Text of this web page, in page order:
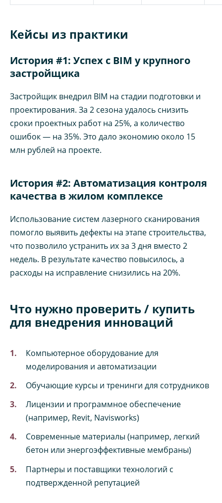
Кейсы из практики
История #1: Успех с BIM у крупного
застройщика
Застройщик внедрил BIM на стадии подготовки и
проектирования. За 2 сезона удалось снизить
сроки проектных работ на 25%, а количество
ошибок — на 35%. Это дало экономию около 15
млн рублей на проекте.
История #2: Автоматизация контроля
качества в жилом комплексе
Использование систем лазерного сканирования
помогло выявить дефекты на этапе строительства,
что позволило устранить их за 3 дня вместо 2
недель. В результате качество повысилось, а
расходы на исправление снизились на 20%.
Что нужно проверить / купить
для внедрения инноваций
Компьютерное оборудование для
моделирования и автоматизации
Обучающие курсы и тренинги для сотрудников
Лицензии и программное обеспечение
(например, Revit, Navisworks)
Современные материалы (например, легкий
бетон или энергоэффективные мембраны)
Партнеры и поставщики технологий с
подтвержденной репутацией